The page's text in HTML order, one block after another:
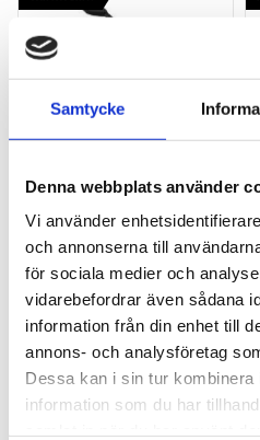
Samtycke
Denna webbplats använder
Vi använder
och annonserna till
för sociala medier och
vidarebefordrar även sådana
information från din enhet till
annons- och analysföretag
Dessa kan i sin tur kombinera
information som du har
THULE PRORIDE BLACK
Storsäljande
takcykelhållare
2 395 kr
2 595 kr